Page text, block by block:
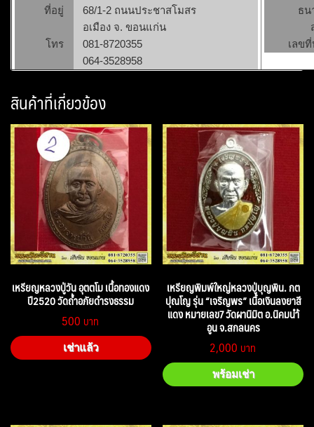
ที่อยู่
68/1-2 ถนนประชาสโมสร
อเมือง จ. ขอนแก่น
โทร
081-8720355
064-3528958
ธน
เลข
สินค้าที่เกี่ยวข้อง
เหรียญหลวงปู่วัน อุตตโม เนื้อทองแดง
ปี2520 วัดถ้ำอภัยดำรงธรรม
500
เช่าแล้ว
เหรียญพิมพ์ใหญ่หลวงปู่บุญพิน. กต
ปุณโญ รุ่น “เจริญพร” เนื้อเงินลงยาสี
แดง หมายเลข7 วัดผานิมิต อ.นิคมนำ้
อูน จ.สกลนคร
2,000
พร้อมเช่า